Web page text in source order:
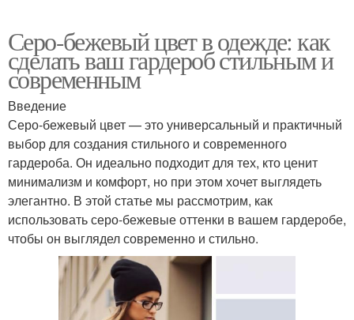
Серо-бежевый цвет в одежде: как
сделать ваш гардероб стильным и
современным
Введение
Серо-бежевый цвет — это универсальный и практичный
выбор для создания стильного и современного
гардероба. Он идеально подходит для тех, кто ценит
минимализм и комфорт, но при этом хочет выглядеть
элегантно. В этой статье мы рассмотрим, как
использовать серо-бежевые оттенки в вашем гардеробе,
чтобы он выглядел современно и стильно.